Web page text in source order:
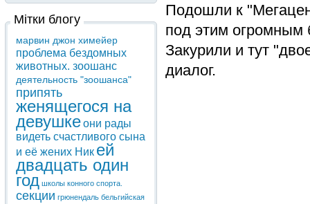
Подошли к
под этим огромным
Закурили и тут
диалог.
Мітки блогу
марвин джон химейер
проблема бездомных
животных. зоошанс
деятельность "зоошанса"
припять
женящегося на
девушкеони рады
видеть счастливого сына
и её жених Ник ей
двадцать один
год школы конного спорта.
секции грюнендаль бельгийская